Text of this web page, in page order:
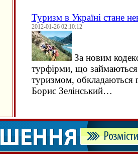
Туризм в Україні стане
2012-01-26 02:10:12
За новим
турфірми, що займаються
туризмом, обкладаються
Борис Зелінський…